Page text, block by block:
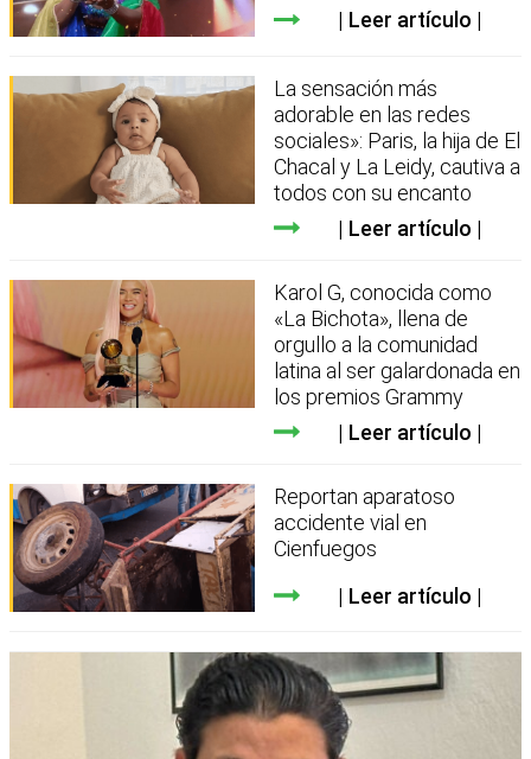
Leer artículo
La sensación más
adorable en las redes
sociales»: Paris, la hija de El
Chacal y La Leidy, cautiva a
todos con su encanto
Leer artículo
Karol G, conocida como
«La Bichota», llena de
orgullo a la comunidad
latina al ser galardonada en
los premios Grammy
Leer artículo
Reportan aparatoso
accidente vial en
Cienfuegos
Leer artículo